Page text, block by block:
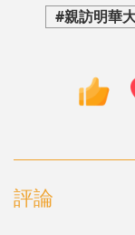
#親訪明華
評論